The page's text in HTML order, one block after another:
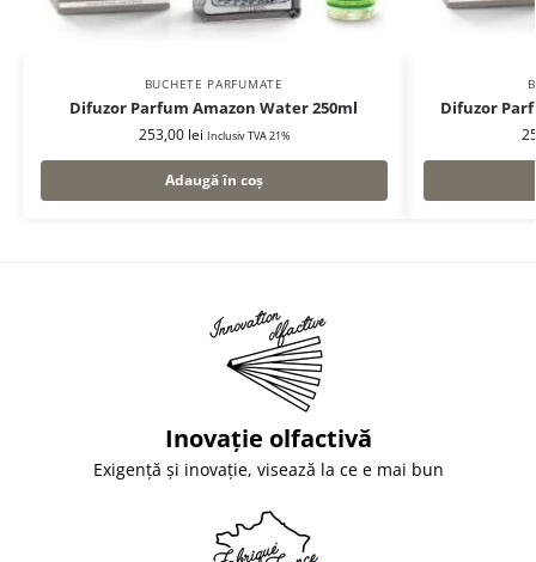
BUCHETE PARFUMATE
Difuzor Parfum Amazon Water 250ml
253,00 lei Inclusiv TVA 21%
Adaugă în coș
Difuzor
Inovație olfactivă
Exigență și inovație, visează la ce e mai bun